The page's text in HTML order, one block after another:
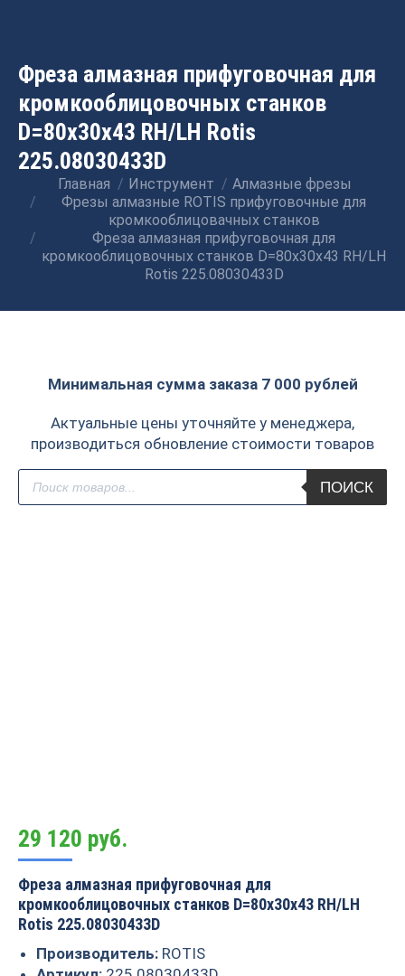
Фреза алмазная прифуговочная для
кромкооблицовочных станков
D=80x30x43 RH/LH Rotis
225.08030433D
Вы здесь:
Главная Инструмент
Алмазные фрезы
Фрезы алмазные ROTIS прифуговочные для
кромкооблицовачных станков
Фреза алмазная прифуговочная для
кромкооблицовочных станков D=80x30x43 RH/LH
Rotis 225.08030433D
Минимальная сумма заказа 7 000 рублей
Актуальные цены уточняйте у менеджера,
производиться обновление стоимости товаров
Поиск
товаров
ПОИСК
29 120 руб.
Фреза алмазная прифуговочная для
кромкооблицовочных станков D=80x30x43 RH/LH
Rotis 225.08030433D
Производитель: ROTIS